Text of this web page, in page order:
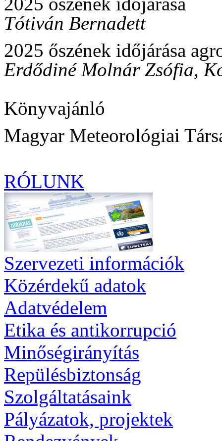
Tótiván Bernadett
2025 őszének időjárása
Erdődiné Molnár Zsófia,
Könyvajánló
Magyar Meteorológiai
RÓLUNK
Szervezeti információk
Közérdekű adatok
Adatvédelem
Etika és antikorrupció
Minőségirányítás
Repülésbiztonság
Szolgáltatásaink
Pályázatok, projektek